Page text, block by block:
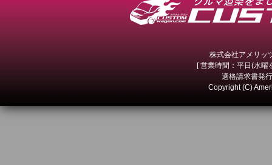
株式会社アメリ
[ 営業時間：平日(水
適格請求書発
Copyright (C)